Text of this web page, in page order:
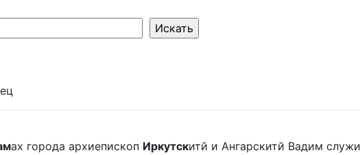
ах города архиепископ Иркутскитй и Ангарскитй Вадим